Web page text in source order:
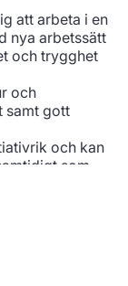
att arbeta i en
nya arbetssätt
och trygghet
och
samt gott
och kan
som